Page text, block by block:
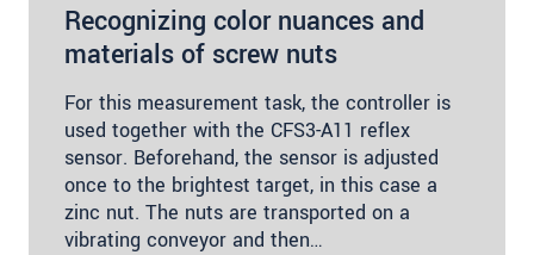
Recognizing color nuances and
materials of screw nuts
For this measurement task, the controller is
used together with the CFS3-A11 reflex
sensor. Beforehand, the sensor is adjusted
once to the brightest target, in this case a
zinc nut. The nuts are transported on a
vibrating conveyor and then…